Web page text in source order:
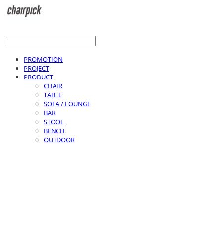
PROMOTION
PROJECT
PRODUCT
CHAIR
TABLE
SOFA / LOUNGE
BAR
STOOL
BENCH
OUTDOOR